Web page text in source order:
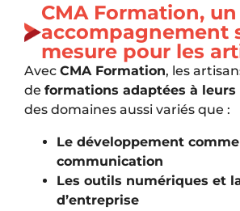
CMA Formation, un
accompagnement
mesure pour les
Avec CMA Formation, les
de formations adaptées à leurs
des domaines aussi variés que :
Le développement
communication
Les outils numériques et
d’entreprise